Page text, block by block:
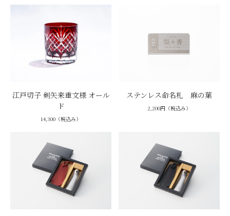
江戸切子 剣矢来重文様 オール
ド
14,300（税込み）
ステンレス命名札 麻の葉
2,200円（税込み）